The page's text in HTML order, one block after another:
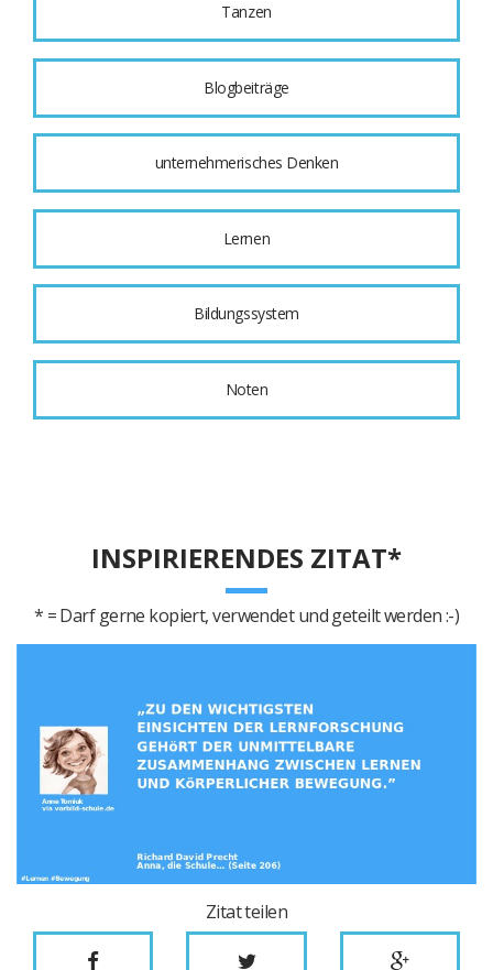
Tanzen
Blogbeiträge
unternehmerisches Denken
Lernen
Bildungssystem
Noten
INSPIRIERENDES ZITAT*
* = Darf gerne kopiert, verwendet und geteilt werden :-)
Zitat teilen